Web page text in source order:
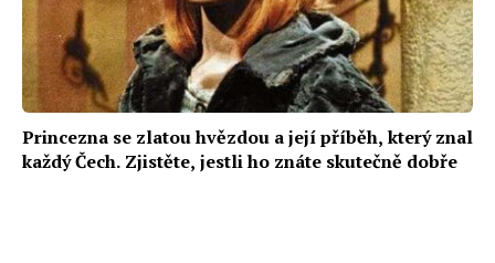
Princezna se zlatou hvězdou a její příběh, který znal
každý Čech. Zjistěte, jestli ho znáte skutečně dobře